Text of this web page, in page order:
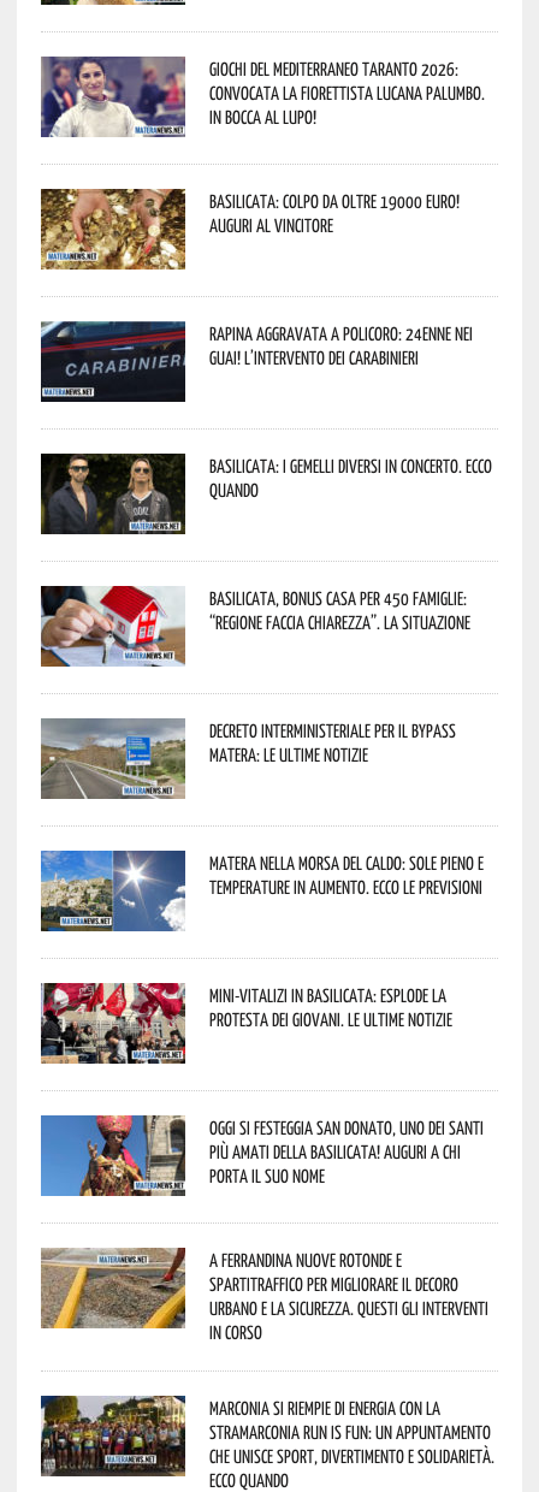
Giochi del Mediterraneo Taranto 2026:
convocata la fiorettista lucana Palumbo.
In bocca al lupo!
Basilicata: colpo da oltre 19000 Euro!
Auguri al vincitore
Rapina aggravata a Policoro: 24enne nei
guai! L’intervento dei Carabinieri
Basilicata: i Gemelli DiVersi in concerto. Ecco
quando
Basilicata, Bonus casa per 450 famiglie:
“Regione faccia chiarezza”. La situazione
Decreto interministeriale per il Bypass
Matera: le ultime notizie
Matera nella morsa del caldo: sole pieno e
temperature in aumento. Ecco le previsioni
Mini-vitalizi in Basilicata: esplode la
protesta dei giovani. Le ultime notizie
Oggi si festeggia San Donato, uno dei Santi
più amati della Basilicata! Auguri a chi
porta il suo nome
A Ferrandina nuove rotonde e
spartitraffico per migliorare il decoro
urbano e la sicurezza. Questi gli interventi
in corso
Marconia si riempie di energia con la
StraMarconia Run is Fun: un appuntamento
che unisce sport, divertimento e solidarietà.
Ecco quando